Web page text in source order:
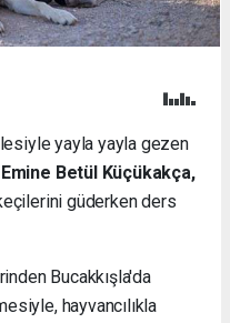
yayla yayla gezen
Emine Betül Küçükakça,
güderken ders
Bucakkışla'da
hayvancılıkla